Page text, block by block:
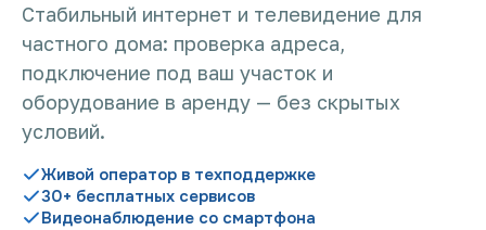
Интернет и ТВ в частном доме
Интернет в офис
TV+
Стабильный интернет и телевидение для
частного дома: проверка адреса,
подключение под ваш участок и
оборудование в аренду — без скрытых
условий.
Живой оператор в техподдержке
30+ бесплатных сервисов
Видеонаблюдение со смартфона